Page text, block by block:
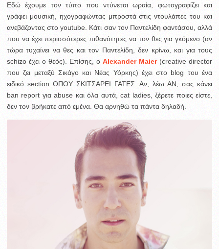
Εδώ έχουμε τον τύπο που ντύνεται ωραία, φωτογραφίζει και
γράφει μουσική, ηχογραφώντας μπροστά στις ντουλάπες του και
ανεβάζοντας στο youtube. Κάτι σαν τον Παντελίδη φαντάσου, αλλά
που να έχει περισσότερες πιθανότητες να τον θες για γκόμενο (αν
τώρα τυχαίνει να θες και τον Παντελίδη, δεν κρίνω, και για τους
schizo έχει ο θεός). Επίσης, ο Alexander Maier (creative director
που ζει μεταξύ Σικάγο και Νέας Υόρκης) έχει στο blog του ένα
ειδικό section ΟΠΟΥ ΣΚΙΤΣΑΡΕΙ ΓΑΤΕΣ. Αν, λέω ΑΝ, σας κάνει
ban report για abuse και όλα αυτά, cat ladies, ξέρετε ποιες είστε,
δεν τον βρήκατε από εμένα. Θα αρνηθώ τα πάντα δηλαδή.